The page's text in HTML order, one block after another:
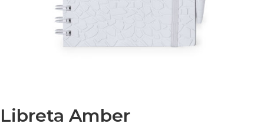
Libreta Amber